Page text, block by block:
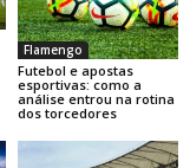
Flamengo
Futebol e apostas
esportivas: como a
análise entrou na rotina
dos torcedores